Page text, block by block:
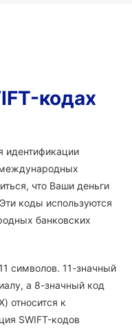
кодах
идентификации
что Ваши деньги
коды используются
банковских
символов. 11-значный
а 8-значный код
относится к
SWIFT-кодов